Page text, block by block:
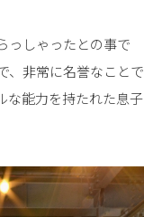
っしゃったとの事で
、非常に名誉なことで
な能力を持たれた息子